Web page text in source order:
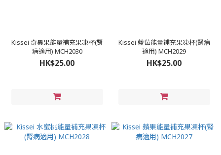
Kissei 奇異果能量補充果凍杯(腎
病適用) MCH2030
HK$25.00
Kissei 藍莓能量補充果凍杯(腎病
適用) MCH2029
HK$25.00